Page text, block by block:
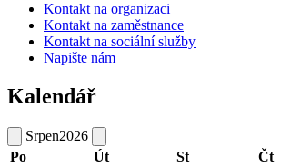
Kontakt na organizaci
Kontakt na zaměstnance
Kontakt na sociální služby
Napište nám
Kalendář
Srpen2026
Po
Út St Čt